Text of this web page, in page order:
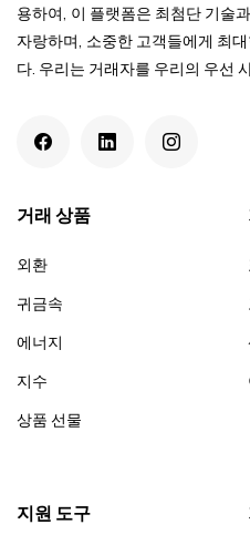
용하여, 이 플랫폼은 최첨단 기술
자랑하며, 소중한 고객들에게 최
다. 우리는 거래자를 우리의 우선
거래 상품
외환
귀금속
에너지
지수
상품 선물
지원 도구